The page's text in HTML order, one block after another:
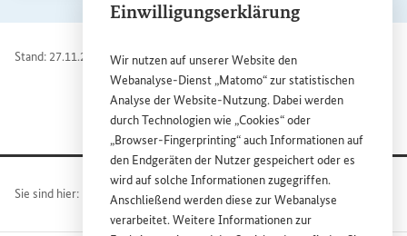
Einwilligungserklärung
Wir nutzen auf unsererWebsite den
Webanalyse-Dienst „Matomo“ zur statistischen
Analyse derWebsite-Nutzung. Dabei werden
durch Technologien wie „Cookies“ oder
„Browser-Fingerprinting“ auch Informationen auf
den Endgeräten der Nutzer gespeichert oder es
wird auf solche Informationen zugegriffen.
Anschließend werden diese zur Webanalyse
verarbeitet. Weitere Informationen zur
Meinungs- und Pressefreiheit
Interner Link